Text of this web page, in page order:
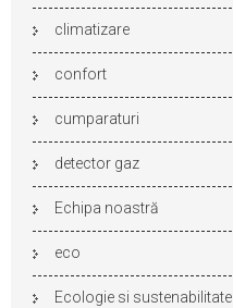
climatizare
confort
cumparaturi
detector gaz
Echipa noastră
eco
Ecologie si sustenabilitate